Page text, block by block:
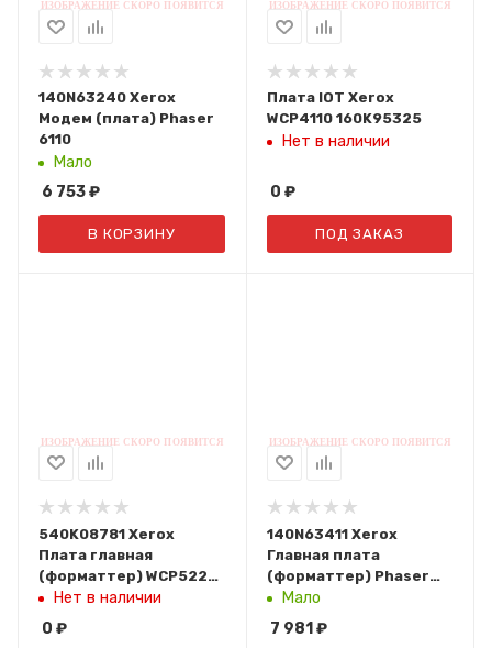
140N63240 Xerox
Модем (плата) Phaser
6110
Мало
6 753₽
В КОРЗИНУ
Плата IOT Xerox
WCP4110 160K95325
Нет в наличии
0 ₽
ПОД ЗАКАЗ
540K08781 Xerox
Плата главная
(форматтер) WCP5225,
5230Нет в наличии
0 ₽
140N63411 Xerox
Главная плата
(форматтер) Phaser
3160Мало
7 981 ₽